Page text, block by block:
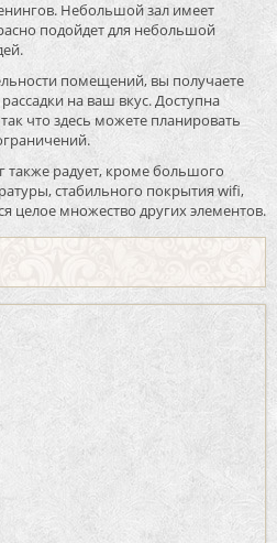
Небольшой зал имеет
подойдет для небольшой
помещений, вы получаете
на ваш вкус. Доступна
что здесь можете планировать
также радует, кроме большого
стабильного покрытия wifi,
целое множество других элементов.